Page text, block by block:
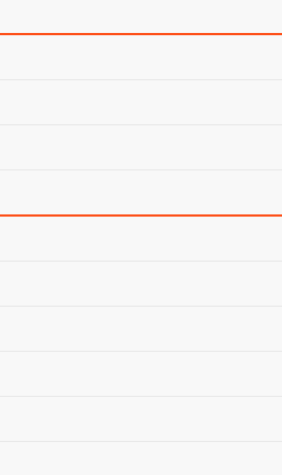
Tomohon Bagi Tiga Pasang